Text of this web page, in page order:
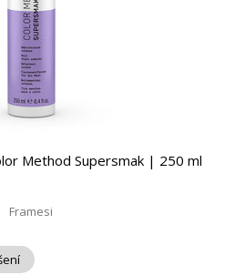
Method Supersmak | 250 ml
Framesi